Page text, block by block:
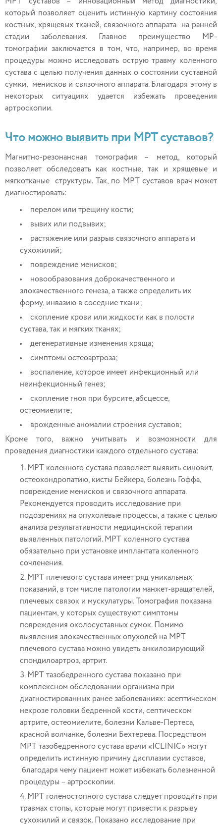
который позволяет оценить истинную картину состояния
костных, хрящевых тканей, связочного аппарата на ранней
стадии заболевания. Главное преимущество МР-
томографии заключается в том, что, например, во время
процедуры можно исследовать острую травму коленного
сустава с целью получения данных о состоянии суставной
сумки, менисков и связочного аппарата. Благодаря этому в
некоторых ситуациях удается избежать проведения
артроскопии.
Что можно выявить при МРТ суставов?
Магнитно-резонансная томография – метод, который
позволяет обследовать как костные, так и хрящевые и
мягкотканые структуры. Так, по МРТ суставов врач может
диагностировать:
перелом или трещину кости;
вывих или подвывих;
растяжение или разрыв связочного аппарата и
сухожилий;
повреждение менисков;
новообразования доброкачественного и
злокачественного генеза, а также определить их
форму, инвазию в соседние ткани;
скопление крови или жидкости как в полости
сустава, так и мягких тканях;
дегенеративные изменения хряща;
симптомы остеоартроза;
воспаление, которое имеет инфекционный или
неинфекционный генез;
скопление гноя при бурсите, абсцессе,
остеомиелите;
врожденные аномалии строения суставов;
Кроме того, важно учитывать и возможности для
проведения диагностики каждого отдельного сустава:
МРТ коленного сустава позволяет выявить синовит,
остеохондропатию, кисты Бейкера, болезнь Гоффа,
повреждение менисков и связочного аппарата.
Рекомендуется проводить исследование при
подозрениях на опухолевые процессы, а также с целью
анализа результативности медицинской терапии
выявленных патологий. МРТ коленного сустава
обязательно при установке имплантата коленного
сочленения.
МРТ плечевого сустава имеет ряд уникальных
показаний, в том числе патологии манжет-вращателей,
плечевых связок и мускулатуры. Томография показана
пациентам, у которых существуют симптомы
повреждения околосуставных сумок. Помимо
выявления злокачественных опухолей на МРТ
плечевого сустава можно увидеть анкилозирующий
спондилоартроз, артрит.
МРТ тазобедренного сустава показано при
комплексном обследовании организма при
диагностированных ранее заболеваниях: асептическом
некрозе головки бедренной кости, септическом
артрите, остеомиелите, болезни Кальве-Пертеса,
красной волчанке, болезни Бехтерева. Посредством
МРТ тазобедренного сустава врачи «ICLINIC» могут
определить истинную причину дисплазии суставов,
благодаря чему пациент может избежать болезненной
процедуры – артроскопии.
МРТ голеностопного сустава следует проводить при
травмах стопы, которые могут привести к разрыву
сухожилий и связок. Показано исследование при